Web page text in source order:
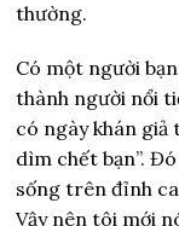
thường.
Có một người
thành người nổi
có ngày khán giả
dìm chết bạn”.
sống trên đỉnh
Vậy nên tôi mới